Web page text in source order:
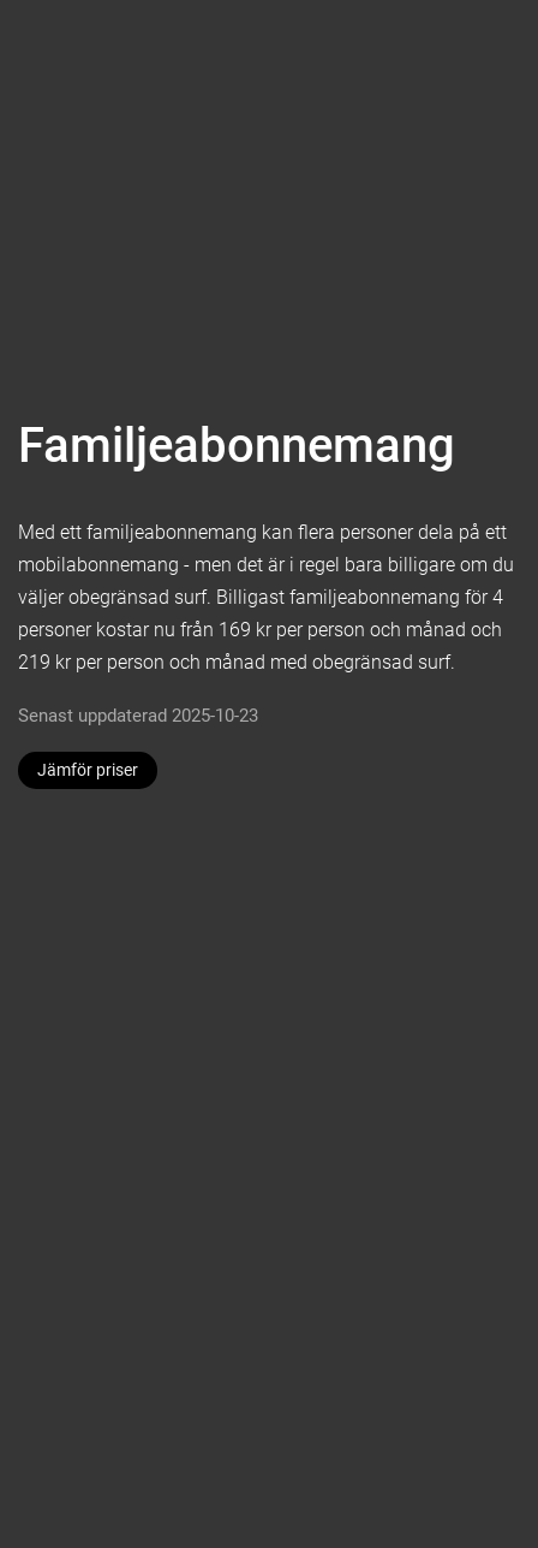
Familjeabonnemang
Med ett familjeabonnemang kan flera personer dela på ett
mobilabonnemang - men det är i regel bara billigare om du
väljer obegränsad surf. Billigast familjeabonnemang för 4
personer kostar nu från 169 kr per person och månad och
219 kr per person och månad med obegränsad surf.
Senast uppdaterad 2025-10-23
Jämför priser